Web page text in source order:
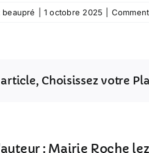
beaupré 1 octobre 2025
article, Choisissez votre
: Mairie Roche